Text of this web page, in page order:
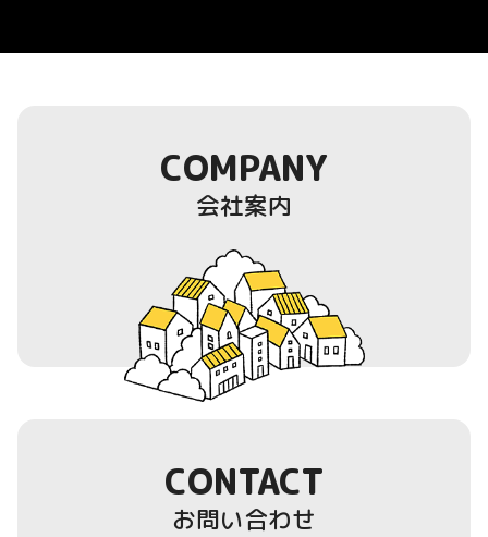
COMPANY
会社案内
CONTACT
お問い合わせ